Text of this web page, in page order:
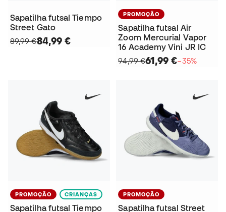
Sapatilha futsal Tiempo
Street Gato
89,99 €84,99 €
PROMOÇÃO
Sapatilha futsal Air
Zoom Mercurial Vapor
16 Academy Vini JR IC
94,99 €61,99 €−35%
PROMOÇÃO CRIANÇAS
Sapatilha futsal Tiempo
PROMOÇÃO
Sapatilha futsal Street